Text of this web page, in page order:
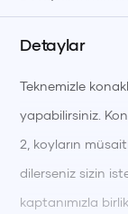
Detaylar
Teknemizle
yapabilirsiniz.
2, koyların
dilerseniz sizin
kaptanımızla